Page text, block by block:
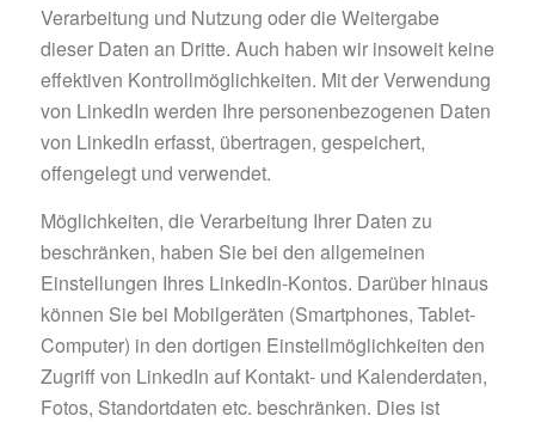
Verarbeitung und Nutzung oder die Weitergabe
dieser Daten an Dritte. Auch haben wir insoweit keine
effektiven Kontrollmöglichkeiten. Mit der Verwendung
von LinkedIn werden Ihre personenbezogenen Daten
von LinkedIn erfasst, übertragen, gespeichert,
offengelegt und verwendet.
Möglichkeiten, die Verarbeitung Ihrer Daten zu
beschränken, haben Sie bei den allgemeinen
Einstellungen Ihres LinkedIn-Kontos. Darüber hinaus
können Sie bei Mobilgeräten (Smartphones, Tablet-
Computer) in den dortigen Einstellmöglichkeiten den
Zugriff von LinkedIn auf Kontakt- und Kalenderdaten,
Fotos, Standortdaten etc. beschränken. Dies ist